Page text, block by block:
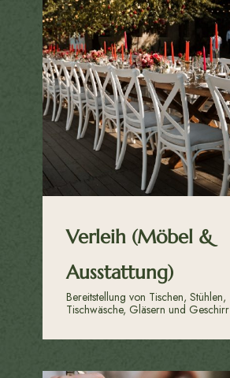
Verleih (Möbel &
Ausstattung)
Bereitstellung von Tischen, Stühlen,
Tischwäsche, Gläsern und Geschirr